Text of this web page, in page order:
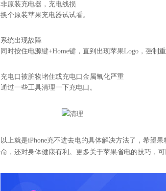
非原装充电器，充电线损
换个原装苹果充电器试试看。
系统出现故障
同时按住电源键+Home键，直到出现苹果Logo，强制重
充电口被脏物堵住或充电口金属氧化严重
通过一些工具清理一下充电口。
以上就是iPhone充不进去电的具体解决方法了，希望
命，还对身体健康有利。更多关于苹果省电的技巧，